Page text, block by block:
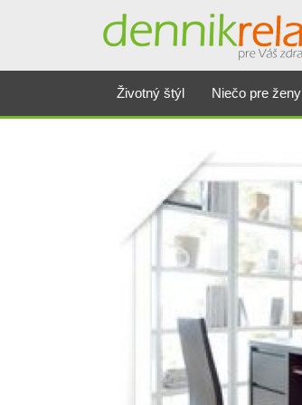
Životný štýl Niečo pre ženy